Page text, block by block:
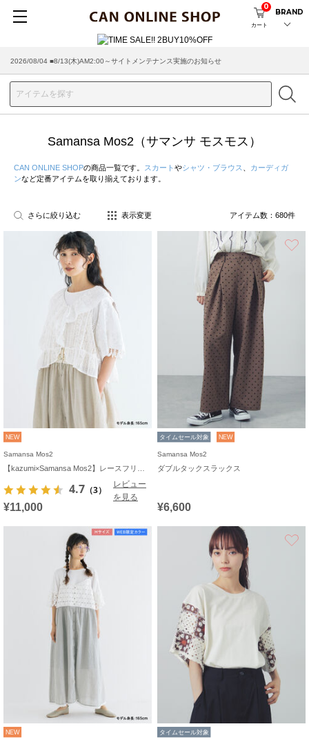
カート
0
BRAND
2026/07/29 ■【お知らせ】ヤマト運輸の配送遅延・停止について
Samansa Mos2（サマンサ モスモス）
CAN ONLINE SHOPの商品一覧です。 スカート やシャツ・ブラウス
カーディガ
ンなど定番アイテムを取り揃えております。
さらに絞り込む 表示変更 アイテム数： 680件
NEW
Samansa Mos2
4.7 （3）
レビュー
を見る
¥11,000
タイムセール対象 NEW
Samansa Mos2
ダブルタックスラックス
¥6,600
NEW タイムセール対象